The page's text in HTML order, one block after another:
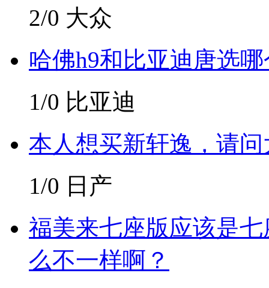
2/0 大众
哈佛h9和比亚迪唐选
1/0 比亚迪
本人想买新轩逸，请
1/0 日产
福美来七座版应该是
么不一样啊？